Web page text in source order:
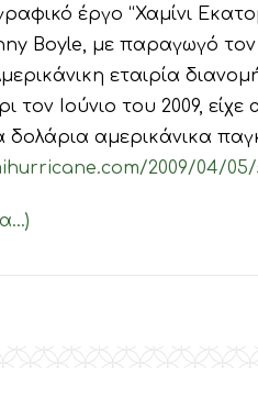
έργο “Χαμίνι
Boyle, με παραγωγό
εταιρία
τον Ιούνιο του 2009,
δολάρια αμερικάνικα
2009/04/